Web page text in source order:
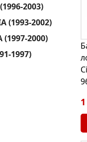
2003)
(1993-2002)
(1997-2000)
1997)